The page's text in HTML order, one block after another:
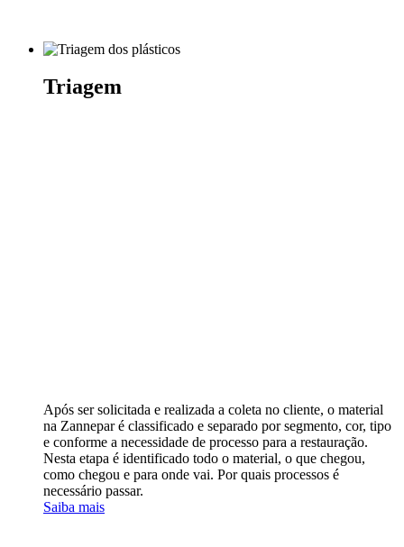
Triagem
Após ser solicitada e realizada a coleta no cliente, o material
na Zannepar é classificado e separado por segmento, cor, tipo
e conforme a necessidade de processo para a restauração.
Nesta etapa é identificado todo o material, o que chegou,
como chegou e para onde vai. Por quais processos é
necessário passar.
Saiba mais